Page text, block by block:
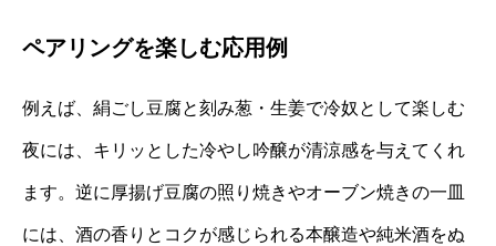
ペアリングを楽しむ応用例
例えば、絹ごし豆腐と刻み葱・生姜で冷奴として楽しむ
夜には、キリッとした冷やし吟醸が清涼感を与えてくれ
ます。逆に厚揚げ豆腐の照り焼きやオーブン焼きの一皿
には、酒の香りとコクが感じられる本醸造や純米酒をぬ